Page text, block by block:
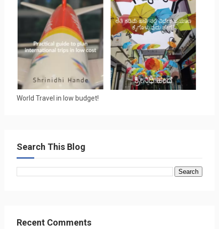
World Travel in low budget!
Search This Blog
Recent Comments